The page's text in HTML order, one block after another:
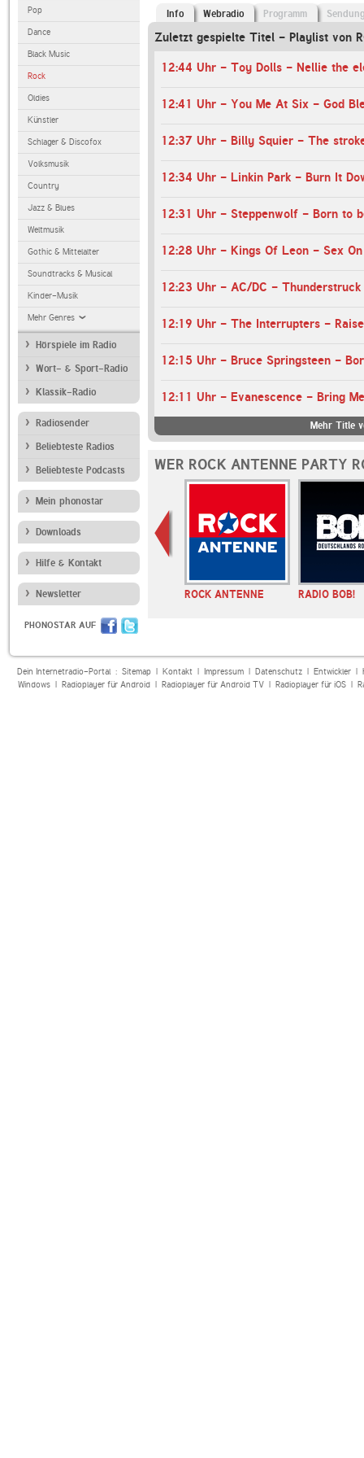
Pop
Dance
Black Music
Rock
Oldies
Künstler
Schlager & Discofox
Volksmusik
Country
Jazz & Blues
Weltmusik
Gothic & Mittelalter
Soundtracks & Musical
Kinder-Musik
Mehr Genres
Hörspiele im Radio
Wort- & Sport-Radio
Klassik-Radio
Radiosender
Beliebteste Radios
Beliebteste Podcasts
Mein phonostar
Downloads
Hilfe & Kontakt
Newsletter
PHONOSTAR AUF
Info Webradio Programm
Zuletzt gespielte Titel - Playlist von
12:44 Uhr - Toy Dolls - Nellie the
12:41 Uhr - You Me At Six - God
12:37 Uhr - Billy Squier - The
12:34 Uhr - Linkin Park - Burn It
12:31 Uhr - Steppenwolf - Born to
12:28 Uhr - Kings Of Leon - Sex
12:23 Uhr - AC/DC - Thunderstruck
12:19 Uhr - The Interrupters -
12:15 Uhr - Bruce Springsteen -
12:11 Uhr - Evanescence - Bring
Mehr Title
WER ROCK ANTENNE PARTY
ROCK ANTENNE 90er
Rock
ROCK ANTENNE RADIO BOB!
Dein Internetradio-Portal : Sitemap| Kontakt| Impressum| Datenschutz| Entwickler|
Windows| Radioplayer für Android| Radioplayer für Android TV| Radioplayer für iOS|